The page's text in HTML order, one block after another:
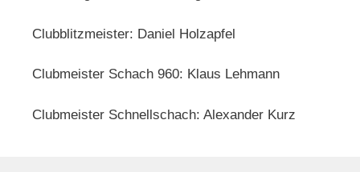
Clubblitzmeister: Daniel Holzapfel
Clubmeister Schach 960: Klaus Lehmann
Clubmeister Schnellschach: Alexander Kurz